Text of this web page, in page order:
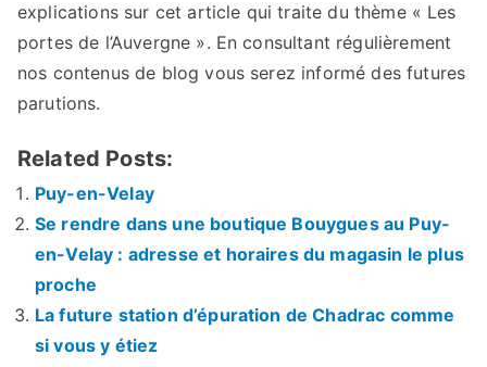
explications sur cet article qui traite du thème « Les
portes de l’Auvergne ». En consultant régulièrement
nos contenus de blog vous serez informé des futures
parutions.
Related Posts:
Puy-en-Velay
Se rendre dans une boutique Bouygues au Puy-
en-Velay : adresse et horaires du magasin le plus
proche
La future station d’épuration de Chadrac comme
si vous y étiez